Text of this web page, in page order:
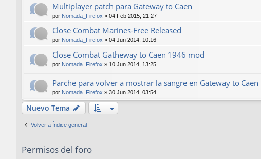
Multiplayer patch para Gateway to Caen
por Nomada_Firefox » 04 Feb 2015, 21:27
Close Combat Marines-Free Released
por Nomada_Firefox » 04 Jun 2014, 10:16
Close Combat Gatheway to Caen 1946 mod
por Nomada_Firefox » 10 Jun 2014, 13:25
Parche para volver a mostrar la sangre en Gateway to Caen
por Nomada_Firefox » 30 Jun 2014, 03:54
Nuevo Tema
Volver a Índice general
Permisos del foro